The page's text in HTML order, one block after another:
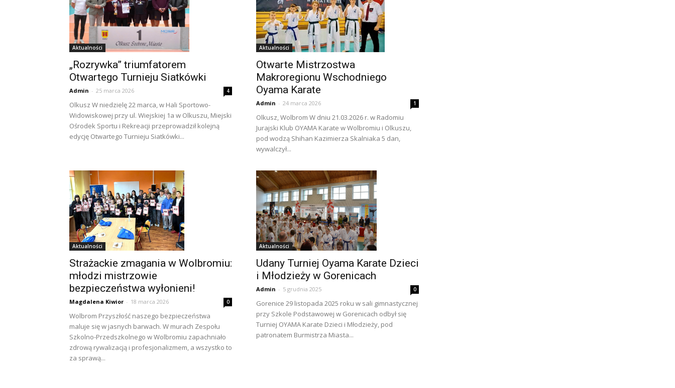
Aktualności
„Rozrywka” triumfatorem
Otwartego Turnieju Siatkówki
Admin - 25 marca 2026 4
Olkusz W niedzielę 22 marca, w Hali Sportowo-
Widowiskowej przy ul. Wiejskiej 1a w Olkuszu, Miejski
Ośrodek Sportu i Rekreacji przeprowadził kolejną
edycję Otwartego Turnieju Siatkówki...
Aktualności
Otwarte Mistrzostwa
Makroregionu Wschodniego
Oyama Karate
Admin - 24 marca 2026 1
Olkusz, Wolbrom W dniu 21.03.2026 r. w Radomiu
Jurajski Klub OYAMA Karate w Wolbromiu i Olkuszu,
pod wodzą Shihan Kazimierza Skalniaka 5 dan,
wywalczył...
Aktualności
Strażackie zmagania w Wolbromiu:
młodzi mistrzowie
bezpieczeństwa wyłonieni!
Magdalena Kiwior - 18 marca 2026 0
Wolbrom Przyszłość naszego bezpieczeństwa
maluje się w jasnych barwach. W murach Zespołu
Szkolno-Przedszkolnego w Wolbromiu zapachniało
zdrową rywalizacją i profesjonalizmem, a wszystko to
za sprawą...
Aktualności
Udany Turniej Oyama Karate Dzieci
i Młodzieży w Gorenicach
Admin - 5 grudnia 2025 0
Gorenice 29 listopada 2025 roku w sali gimnastycznej
przy Szkole Podstawowej w Gorenicach odbył się
Turniej OYAMA Karate Dzieci i Młodzieży, pod
patronatem Burmistrza Miasta...